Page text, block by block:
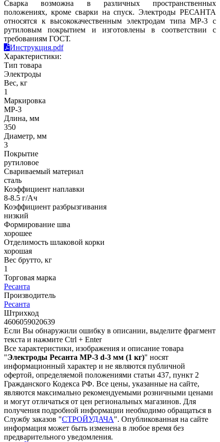
Сварка возможна в различных пространственных
положениях, кроме сварки на спуск. Электроды РЕСАНТА
относятся к высококачественным электродам типа МР-3 с
рутиловым покрытием и изготовлены в соответствии с
требованиям ГОСТ.
Инструкция.pdf
Характеристики:
Тип товара
Электроды
Вес, кг
1
Маркировка
МР-3
Длина, мм
350
Диаметр, мм
3
Покрытие
рутиловое
Свариваемый материал
сталь
Коэффициент наплавки
8-8.5 г/Ач
Коэффициент разбрызгивания
низкий
Формирование шва
хорошее
Отделимость шлаковой корки
хорошая
Вес брутто, кг
1
Торговая марка
Ресанта
Производитель
Ресанта
Штрихкод
4606059020639
Если Вы обнаружили ошибку в описании, выделите фрагмент
текста и нажмите Ctrl + Enter
Все характеристики, изображения и описание товара
"Электроды Ресанта МР-3 d-3 мм (1 кг)" носят
информационный характер и не являются публичной
офертой, определяемой положениями статьи 437, пункт 2
Гражданского Кодекса РФ. Все цены, указанные на сайте,
являются максимально рекомендуемыми розничными ценами
и могут отличаться от цен региональных магазинов. Для
получения подробной информации необходимо обращаться в
Службу заказов "СТРОЙУДАЧА". Опубликованная на сайте
информация может быть изменена в любое время без
предварительного уведомления.